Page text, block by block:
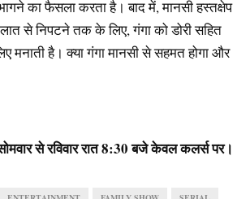
का फैसला करता है। बाद में, मानसी हस्तक्षेप
से निपटने तक के लिए, गंगा को डोरी सहित
मनाती है। क्या गंगा मानसी से सहमत होगा और
से रविवार रात 8:30 बजे केवल कलर्स पर।